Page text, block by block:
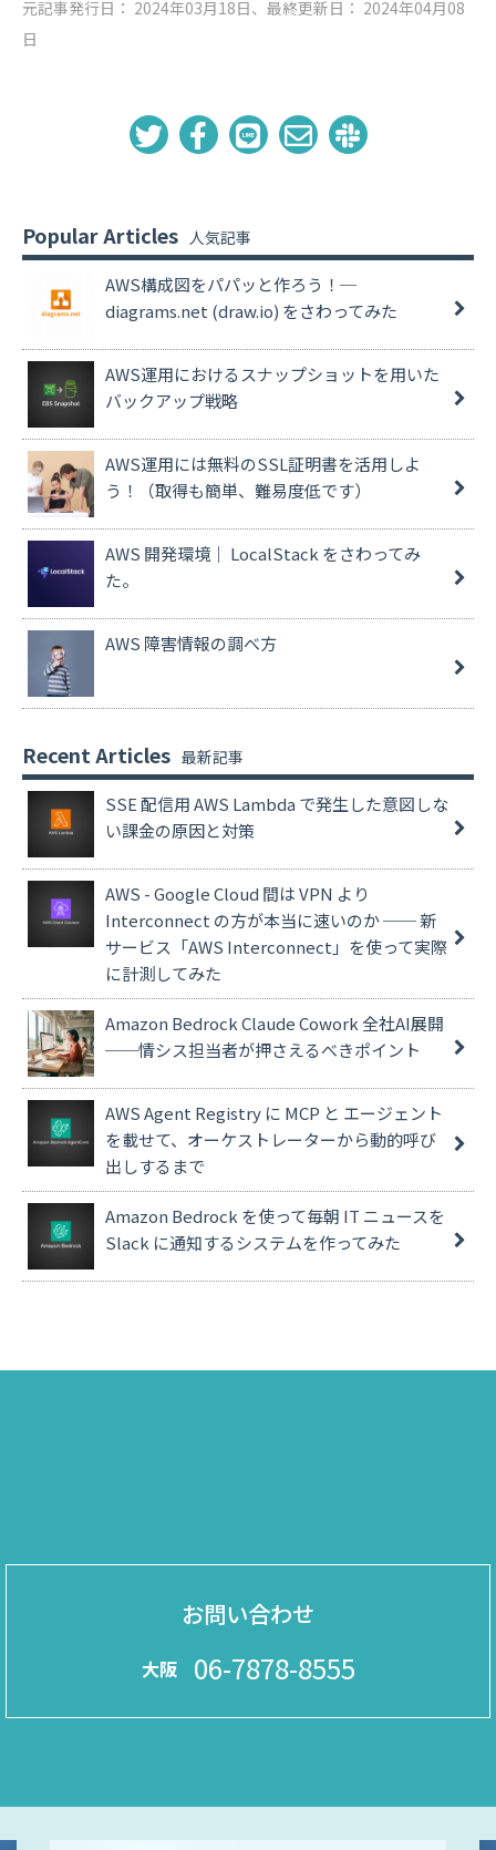
元記事発行日： 2024年03月18日、最終更新日： 2024年04月08
日
Popular Articles
AWS構成図をパパッと作ろう！─
diagrams.net (draw.io) をさわってみた
AWS運用におけるスナップショットを用いた
バックアップ戦略
AWS運用には無料のSSL証明書を活用しよ
う！（取得も簡単、難易度低です）
AWS 開発環境｜ LocalStack をさわってみ
た。
AWS 障害情報の調べ方
Recent Articles
SSE 配信用 AWS Lambda で発生した意図しな
い課金の原因と対策
AWS - Google Cloud 間は VPN より
Interconnect の方が本当に速いのか ── 新
サービス「AWS Interconnect」を使って実際
に計測してみた
Amazon Bedrock Claude Cowork 全社AI展開
──情シス担当者が押さえるべきポイント
AWS Agent Registry に MCP と エージェント
を載せて、オーケストレーターから動的呼び
出しするまで
Amazon Bedrock を使って毎朝 IT ニュースを
Slack に通知するシステムを作ってみた
お問い合わせ
大阪 06-7878-8555